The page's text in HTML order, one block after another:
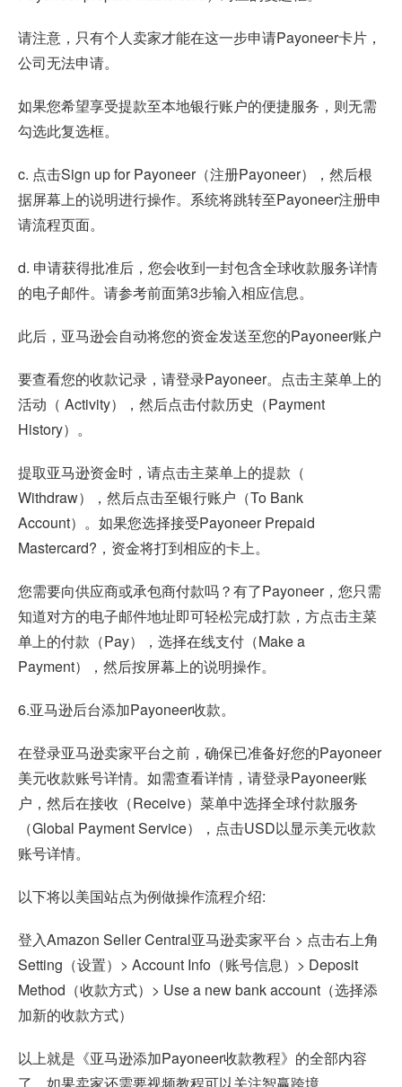
请注意，只有个人卖家才能在这一步申请Payoneer卡片，
公司无法申请。
如果您希望享受提款至本地银行账户的便捷服务，则无需
勾选此复选框。
c. 点击Sign up for Payoneer（注册Payoneer），然后根
据屏幕上的说明进行操作。系统将跳转至Payoneer注册申
请流程页面。
d. 申请获得批准后，您会收到一封包含全球收款服务详情
的电子邮件。请参考前面第3步输入相应信息。
此后，亚马逊会自动将您的资金发送至您的Payoneer账户
要查看您的收款记录，请登录Payoneer。点击主菜单上的
活动（ Activity），然后点击付款历史（Payment
History）。
提取亚马逊资金时，请点击主菜单上的提款（
Withdraw），然后点击至银行账户（To Bank
Account）。如果您选择接受Payoneer Prepaid
Mastercard?，资金将打到相应的卡上。
您需要向供应商或承包商付款吗？有了Payoneer，您只需
知道对方的电子邮件地址即可轻松完成打款，方点击主菜
单上的付款（Pay），选择在线支付（Make a
Payment），然后按屏幕上的说明操作。
6.亚马逊后台添加Payoneer收款。
在登录亚马逊卖家平台之前，确保已准备好您的Payoneer
美元收款账号详情。如需查看详情，请登录Payoneer账
户，然后在接收（Receive）菜单中选择全球付款服务
（Global Payment Service），点击USD以显示美元收款
账号详情。
以下将以美国站点为例做操作流程介绍:
登入Amazon Seller Central亚马逊卖家平台 > 点击右上角
Setting（设置）> Account Info（账号信息）> Deposit
Method（收款方式）> Use a new bank account（选择添
加新的收款方式）
以上就是《亚马逊添加Payoneer收款教程》的全部内容
了，如果卖家还需要视频教程可以关注智赢跨境。